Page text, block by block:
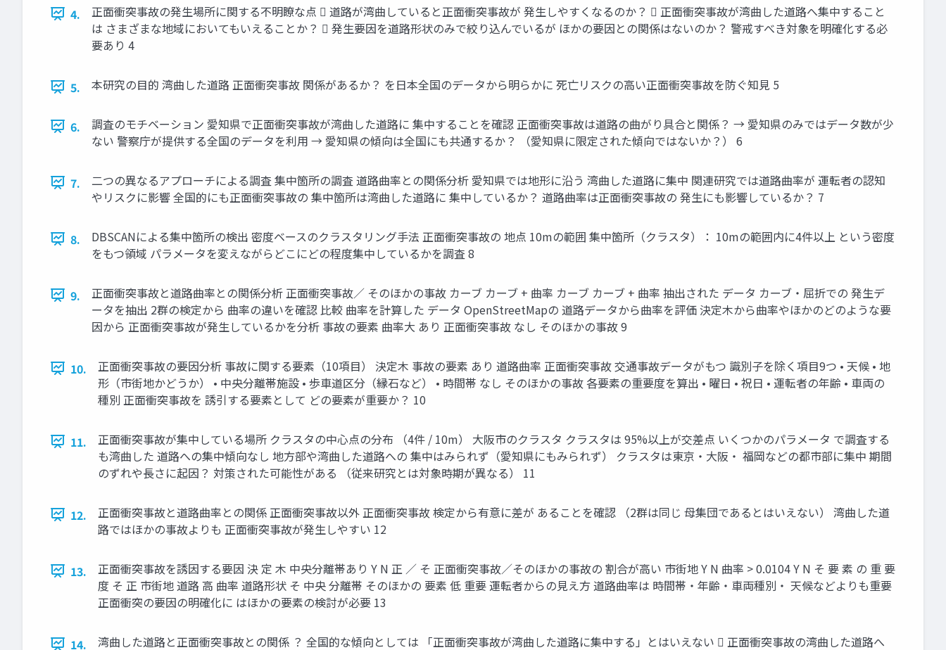
4.
正面衝突事故の発生場所に関する不明瞭な点  道路が湾曲していると正面衝突事故が 発生しやすくなるのか？  正面衝突事故が湾曲した道路へ集中すること
は さまざまな地域においてもいえることか？  発生要因を道路形状のみで絞り込んでいるが ほかの要因との関係はないのか？ 警戒すべき対象を明確化する必
要あり 4
5. 本研究の目的 湾曲した道路 正面衝突事故 関係があるか？ を日本全国のデータから明らかに 死亡リスクの高い正面衝突事故を防ぐ知見 5
6.
調査のモチベーション 愛知県で正面衝突事故が湾曲した道路に 集中することを確認 正面衝突事故は道路の曲がり具合と関係？ → 愛知県のみではデータ数が少
ない 警察庁が提供する全国のデータを利用 → 愛知県の傾向は全国にも共通するか？ （愛知県に限定された傾向ではないか？） 6
7.
二つの異なるアプローチによる調査 集中箇所の調査 道路曲率との関係分析 愛知県では地形に沿う 湾曲した道路に集中 関連研究では道路曲率が 運転者の認知
やリスクに影響 全国的にも正面衝突事故の 集中箇所は湾曲した道路に 集中しているか？ 道路曲率は正面衝突事故の 発生にも影響しているか？ 7
8.
DBSCANによる集中箇所の検出 密度ベースのクラスタリング手法 正面衝突事故の 地点 10mの範囲 集中箇所（クラスタ）： 10mの範囲内に4件以上 という密度
をもつ領域 パラメータを変えながらどこにどの程度集中しているかを調査 8
9.
正面衝突事故と道路曲率との関係分析 正面衝突事故／ そのほかの事故 カーブ カーブ + 曲率 カーブ カーブ + 曲率 抽出された データ カーブ・屈折での 発生デ
ータを抽出 2群の検定から 曲率の違いを確認 比較 曲率を計算した データ OpenStreetMapの 道路データから曲率を評価 決定木から曲率やほかのどのような要
因から 正面衝突事故が発生しているかを分析 事故の要素 曲率大 あり 正面衝突事故 なし そのほかの事故 9
10.
正面衝突事故の要因分析 事故に関する要素（10項目） 決定木 事故の要素 あり 道路曲率 正面衝突事故 交通事故データがもつ 識別子を除く項目9つ • 天候 • 地
形（市街地かどうか） • 中央分離帯施設 • 歩車道区分（縁石など） • 時間帯 なし そのほかの事故 各要素の重要度を算出 • 曜日 • 祝日 • 運転者の年齢 • 車両の
種別 正面衝突事故を 誘引する要素として どの要素が重要か？ 10
11.
正面衝突事故が集中している場所 クラスタの中心点の分布 （4件 / 10m） 大阪市のクラスタ クラスタは 95%以上が交差点 いくつかのパラメータ で調査する
も湾曲した 道路への集中傾向なし 地方部や湾曲した道路への 集中はみられず（愛知県にもみられず） クラスタは東京・大阪・ 福岡などの都市部に集中 期間
のずれや⾧さに起因？ 対策された可能性がある （従来研究とは対象時期が異なる） 11
12.
正面衝突事故と道路曲率との関係 正面衝突事故以外 正面衝突事故 検定から有意に差が あることを確認 （2群は同じ 母集団であるとはいえない） 湾曲した道
路ではほかの事故よりも 正面衝突事故が発生しやすい 12
13.
正面衝突事故を誘因する要因 決 定 木 中央分離帯あり Y N 正 ／ そ 正面衝突事故／そのほかの事故の 割合が高い 市街地 Y N 曲率 > 0.0104 Y N そ 要 素 の 重 要
度 そ 正 市街地 道路 高 曲率 道路形状 そ 中央 分離帯 そのほかの 要素 低 重要 運転者からの見え方 道路曲率は 時間帯・年齢・車両種別・ 天候などよりも重要
正面衝突の要因の明確化に はほかの要素の検討が必要 13
14.
湾曲した道路と正面衝突事故との関係 ？ 全国的な傾向としては 「正面衝突事故が湾曲した道路に集中する」とはいえない  正面衝突事故の湾曲した道路へ